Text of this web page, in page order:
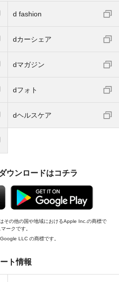
d fashion
dカーシェア
dマガジン
dフォト
dヘルスケア
ウンロードはコチラ
その他の国や地域におけるApple Inc.の商標で
ークです。
LLC の商標です。
ト情報